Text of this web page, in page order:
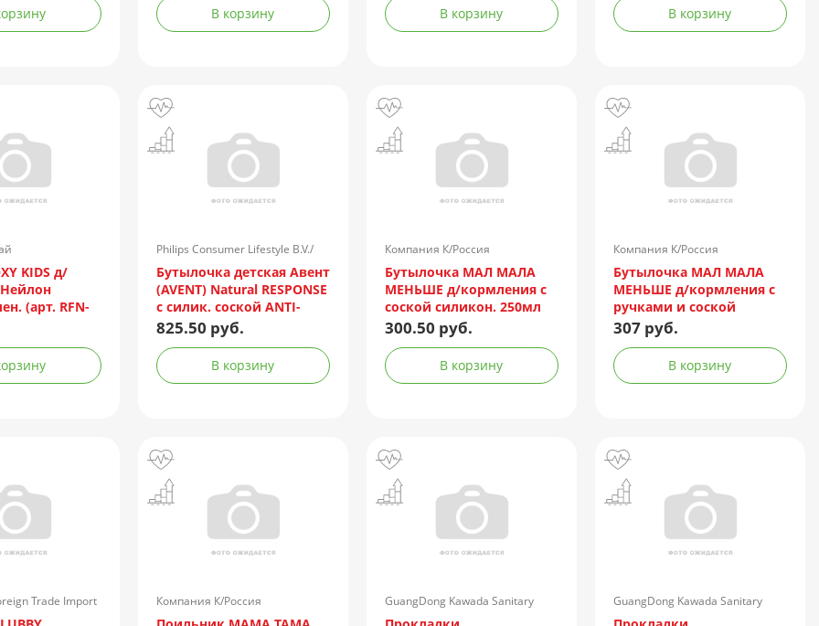
В корзину В корзину В корзину
KIDS д/
(арт. RFN-
Philips Consumer Lifestyle B.V./
Нидерланды
Бутылочка детская Авент
(AVENT) Natural RESPONSE
с силик. соской ANTI-
COLIC медл. поток с 0мес.
125мл (арт. SCY900/01)
825.50 руб.
В корзину
Компания К/Россия
Бутылочка МАЛ МАЛА
МЕНЬШЕ д/кормления с
соской силикон. 250мл
(арт. КК1095)
300.50 руб.
В корзину
Компания К/Россия
Бутылочка МАЛ МАЛА
МЕНЬШЕ д/кормления с
ручками и соской
силикон. 125мл (арт.
КК1094)
307 руб.
В корзину
Trade Import
Китай
Компания К/Россия
GuangDong Kawada Sanitary
Products Co/Китай
GuangDong Kawada Sanitary
Products Co/Китай